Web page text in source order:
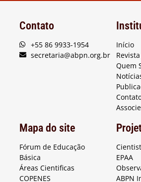
Contato
+55 86 9933-1954
secretaria@abpn.org.br
Início
Quem
Mapa do site
Fórum de Educação
Básica
Áreas Cientificas
COPENES
EPAA
ABPN